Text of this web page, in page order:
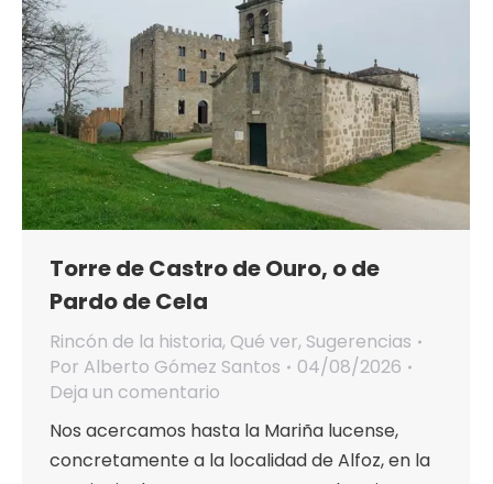
Torre de Castro de Ouro, o de
Pardo de Cela
Rincón de la historia, Qué ver, Sugerencias
Por Alberto Gómez Santos
04/08/2026
Deja un comentario
Nos acercamos hasta la Mariña lucense,
concretamente a la localidad de Alfoz, en la